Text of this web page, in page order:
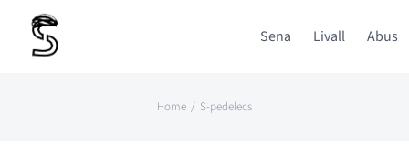
naar
Sena Livall Abus
Home S-pedelecs